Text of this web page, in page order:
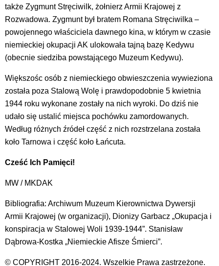
także Zygmunt Stręciwilk, żołnierz Armii Krajowej z
Rozwadowa. Zygmunt był bratem Romana Stręciwilka –
powojennego właściciela dawnego kina, w którym w czasie
niemieckiej okupacji AK ulokowała tajną bazę Kedywu
(obecnie siedziba powstającego Muzeum Kedywu).
Większośc osób z niemieckiego obwieszczenia wywieziona
została poza Stalową Wolę i prawdopodobnie 5 kwietnia
1944 roku wykonane zostały na nich wyroki. Do dziś nie
udało się ustalić miejsca pochówku zamordowanych.
Według różnych źródeł część z nich rozstrzelana została
koło Tarnowa i część koło Łańcuta.
Cześć Ich Pamięci!
MW / MKDAK
Bibliografia: Archiwum Muzeum Kierownictwa Dywersji
Armii Krajowej (w organizacji), Dionizy Garbacz „Okupacja i
konspiracja w Stalowej Woli 1939-1944”. Stanisław
Dąbrowa-Kostka „Niemieckie Afisze Śmierci”.
© COPYRIGHT 2016-2024. Wszelkie Prawa zastrzeżone.